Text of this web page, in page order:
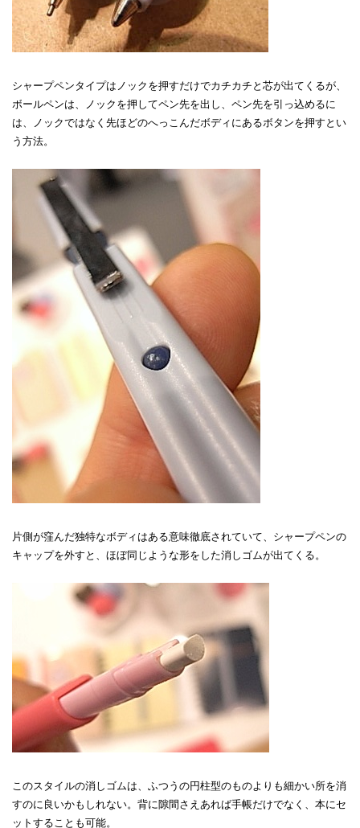
シャープペンタイプはノックを押すだけでカチカチと芯が出てくるが、
ボールペンは、ノックを押してペン先を出し、ペン先を引っ込めるに
は、ノックではなく先ほどのへっこんだボディにあるボタンを押すとい
う方法。
片側が窪んだ独特なボディはある意味徹底されていて、シャープペンの
キャップを外すと、ほぼ同じような形をした消しゴムが出てくる。
このスタイルの消しゴムは、ふつうの円柱型のものよりも細かい所を消
すのに良いかもしれない。背に隙間さえあれば手帳だけでなく、本にセ
ットすることも可能。